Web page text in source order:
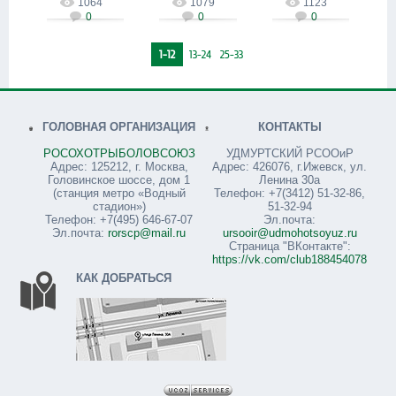
1064
0
1079
0
1123
0
1-12 13-24 25-33
ГОЛОВНАЯ ОРГАНИЗАЦИЯ
РОСОХОТРЫБОЛОВСОЮЗ
Адрес: 125212, г. Москва,
Головинское шоссе, дом 1
(станция метро «Водный
стадион»)
Телефон: +7(495) 646-67-07
Эл.почта: rorscp@mail.ru
КОНТАКТЫ
УДМУРТСКИЙ РСООиР
Адрес: 426076, г.Ижевск, ул.
Ленина 30а
Телефон: +7(3412) 51-32-86,
51-32-94
Эл.почта:
ursooir@udmohotsoyuz.ru
Страница "ВКонтакте":
https://vk.com/club188454078
КАК ДОБРАТЬСЯ